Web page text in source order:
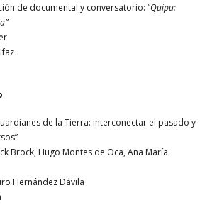
de documental y conversatorio: “Quipu:
de la Tierra: interconectar el pasado y
Brock, Hugo Montes de Oca, Ana María
Hernández Dávila